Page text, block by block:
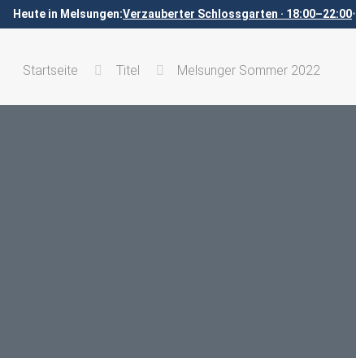
Heute in Melsungen:Verzauberter Schlossgarten · 18:00–22:00•
Startseite Titel Melsunger Sommer 2022